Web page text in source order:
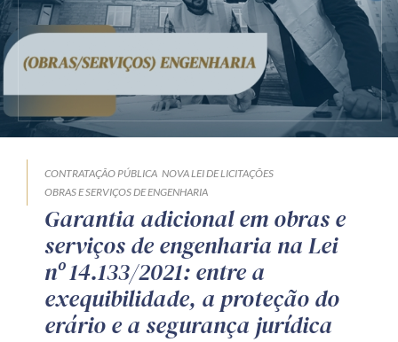
CONTRATAÇÃO PÚBLICA NOVA LEI DE LICITAÇÕES
OBRAS E SERVIÇOS DE ENGENHARIA
Garantia adicional em obras e
serviços de engenharia na Lei
nº 14.133/2021: entre a
exequibilidade, a proteção do
erário e a segurança jurídica